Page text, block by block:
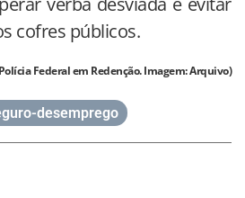
cofres públicos.
Federal em Redenção. Imagem: Arquivo)
desemprego